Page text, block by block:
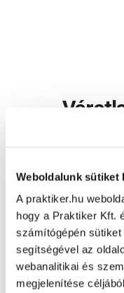
Weboldalunk sütiket
A praktiker.hu
hogy a Praktiker Kft.
számítógépén
segítségével az
webanalitikai és
megjelenítése